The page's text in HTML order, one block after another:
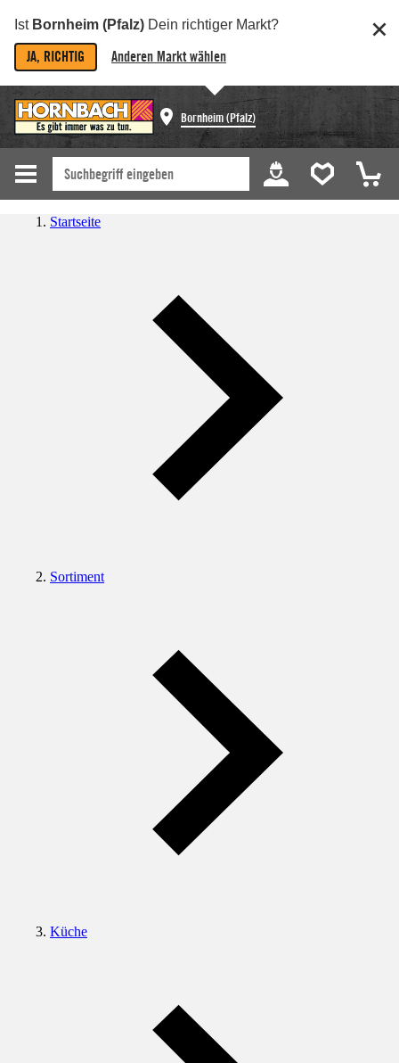
Ist Bornheim (Pfalz) Dein richtiger Markt?
JA, RICHTIG Anderen Markt wählen
Bornheim (Pfalz)
Startseite
Sortiment
Küche